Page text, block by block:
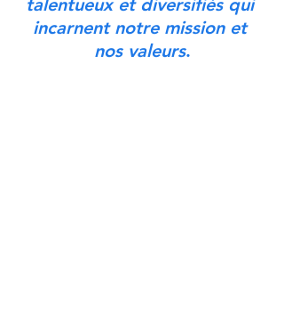
talentueux et diversifiés qui
incarnent notre mission et
nos valeurs.